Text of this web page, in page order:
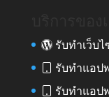
รับทำเว็บไ
รับทำแอป
รับทำแอป